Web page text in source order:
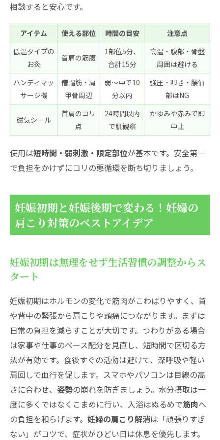
相談すると安心です。
アイテム 使える部位 時間の目安
注意点
低温タイプの
お灸
首肩の筋腹
1部位5分、
合計15分
高温・腹部・骨盤
周囲は避ける
ハンディマッ
サージ機
僧帽筋・肩
甲骨周辺
弱〜中で10
分以内
強圧・叩き・腰仙
部はNG
磁気シール
首肩のコリ
点
24時間以内
で肌観察
かゆみや赤みで即
中止
使用は短時間・弱刺激・限定部位が基本です。安全第一
で負担をかけずにコリの悪循環を断ち切りましょう。
妊娠初期と妊娠後期で変わる！妊婦の
肩こり対策のベストアイデア
妊娠初期は無理をせず生活習慣の調整からス
タート
妊娠初期はホルモンの変化で筋肉がこわばりやすく、首
や背中の緊張から肩こりや頭痛につながります。まずは
日常の負担を減らすことが大切です。つわりがある場合
は家事や仕事のペース配分を見直し、短時間で区切る方
法が有効です。食後すぐの活動は避けて、深呼吸や軽い
肩回しで血行を促します。スマホやパソコンは目線の高
さに合わせ、 姿勢の崩れを防ぎましょう。水分摂取は一
度に多くではなくこまめに行い、入浴はぬるめで筋肉へ
の負担を和らげます。 妊婦の肩こり解消は「頑張りすぎ
ない」がコツで、症状がひどい日は休息を優先します。